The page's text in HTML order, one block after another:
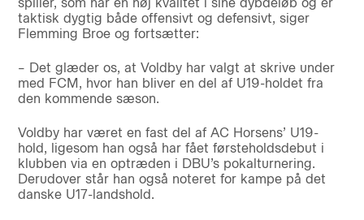
taktisk dygtig både offensivt og defensivt, siger
Flemming Broe og fortsætter:
– Det glæder os, at Voldby har valgt at skrive under
med FCM, hvor han bliver en del af U19-holdet fra
den kommende sæson.
Voldby har været en fast del af AC Horsens’ U19-
hold, ligesom han også har fået førsteholdsdebut i
klubben via en optræden i DBU’s pokalturnering.
Derudover står han også noteret for kampe på det
danske U17-landshold.